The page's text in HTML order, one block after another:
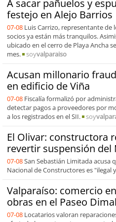
A sacar pañuelos y
festejo en Alejo Barrios
07-08 Luis Carrizo, representante de
socios ya están más tranquilos.
ubicado en el cerro de Playa Ancha
mes.
soyvalparaiso
Acusan millonario
en edificio de Viña
07-08 Fiscalía formalizó por
detectar pagos a proveedores por
a los registrados en el SII.
soy
El Olivar: constructora
revertir suspensión del
07-08San Sebastián Limitada acusa
Nacional de Constructores es "ilegal
Valparaíso: comercio
obras en el Paseo
07-08 Locatarios valoran